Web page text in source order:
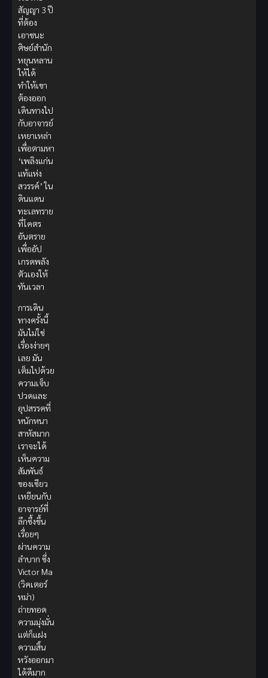
สัญญา 3 ปี
ที่ต้อง
เอาชนะ
ศิษย์สำนัก
หยุนหลาน
ให้ได้
ทำให้เขา
ต้องออก
เดินทางไป
กับอาจารย์
เหยาเหล่า
เพื่อตามหา
‘เพลิงแก่น
แท้แห่ง
สวรรค์’ ใน
ดินแดน
ทะเลทราย
ที่โคตร
อันตราย
เพื่ออัป
เกรดพลัง
ตัวเองให้
ทันเวลา
การเดิน
ทางครั้งนี้
มันไม่ใช่
เรื่องง่ายๆ
เลย มัน
เต็มไปด้วย
ความเจ็บ
ปวดและ
อุปสรรคที่
หนักหนา
สาหัสมาก
เราจะได้
เห็นความ
สัมพันธ์
ของเซียว
เหยียนกับ
อาจารย์ที่
ลึกซึ้งขึ้น
เรื่อยๆ
ผ่านความ
ลำบาก ซึ่ง
Victor Ma
(วิคเตอร์
หม่า)
ถ่ายทอด
ความมุ่งมั่น
แต่ก็แฝง
ความสิ้น
หวังออกมา
ได้ดีมาก